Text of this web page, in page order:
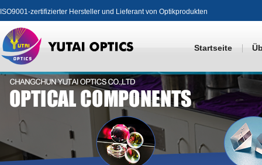
ISO9001-zertifizierter Hersteller und Lieferant von Optikprodukten
Startseite